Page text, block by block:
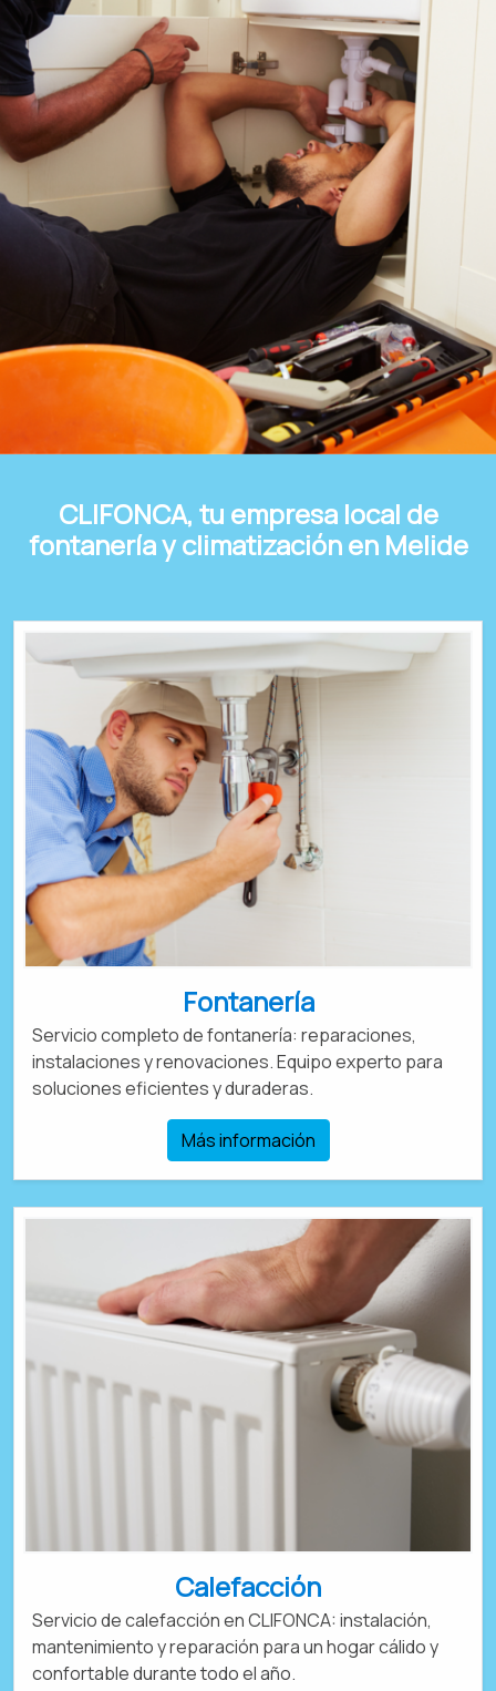
CLIFONCA, tu empresa local de
fontanería y climatización en Melide
Fontanería
Servicio completo de fontanería: reparaciones,
instalaciones y renovaciones. Equipo experto para
soluciones eficientes y duraderas.
Más información
Calefacción
Servicio de calefacción en CLIFONCA: instalación,
mantenimiento y reparación para un hogar cálido y
confortable durante todo el año.